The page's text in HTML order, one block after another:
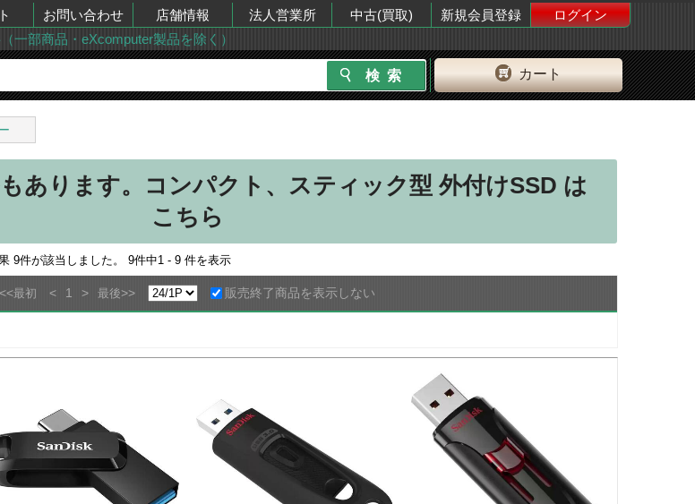
お問い合わせ 店舗情報 法人営業所 中古(買取) 新規会員登録
ログイン
一部商品・eXcomputer製品を除く）
カート
あります。コンパクト、スティック型 外付けSSD は
こちら
9件が該当しました。 9件中1 - 9 件を表示
<<最初 < 1 > 最後>> 販売終了商品を表示しない